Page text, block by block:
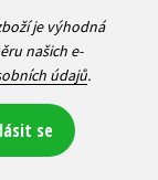
je výhodná
našich e-
údajů.
se